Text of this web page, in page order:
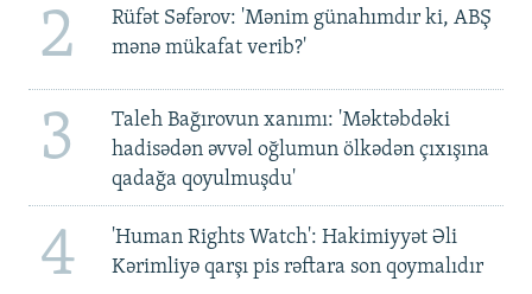
2
Rüfət Səfərov: 'Mənim günahımdır ki, ABŞ
mənə mükafat verib?'
3
Taleh Bağırovun xanımı: 'Məktəbdəki
hadisədən əvvəl oğlumun ölkədən çıxışına
qadağa qoyulmuşdu'
4
'Human Rights Watch': Hakimiyyət Əli
Kərimliyə qarşı pis rəftara son qoymalıdır